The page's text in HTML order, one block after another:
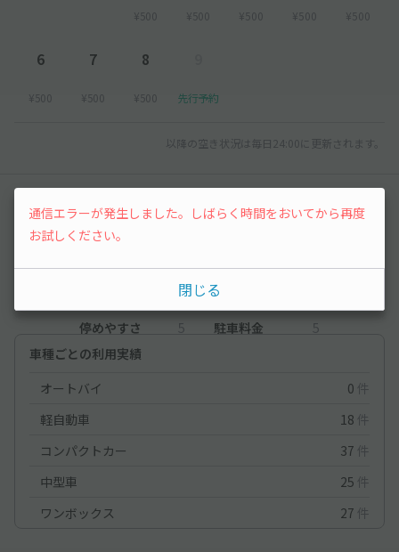
¥500 ¥500 ¥500 ¥500 ¥500
6
¥500
7
¥500
8
¥500 先行予約
以降の空き状況は毎日24:00に更新されます。
レビュー
4.7 立地
停めやすさ
5 駐車料金
5
車種ごとの利用実績
オートバイ
0 件
軽自動車
18 件
コンパクトカー
37 件
中型車
25 件
ワンボックス
27 件
通信エラーが発生しました。しばらく時間をおいてから再度
お試しください。
閉じる